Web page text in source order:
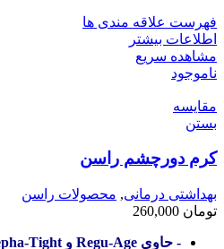
فهرست علاقه مندی ها
اطلاعات بیشتر
مشاهده سریع
ناموجود
مقایسه
بستن
کرم دورچشم راسن
بهداشتی درمانی, محصولات راسن
تومان
- حاوی Regu-Age و Pepha-Tight